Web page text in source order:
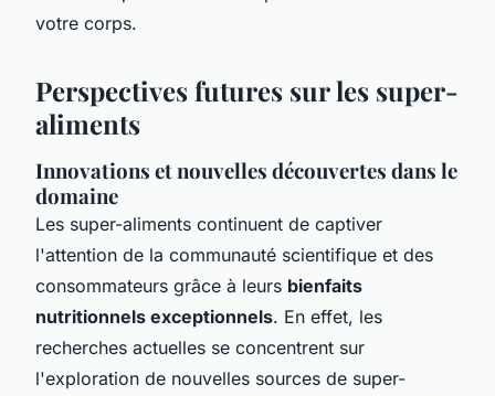
votre corps.
Perspectives futures sur les super-
aliments
Innovations et nouvelles découvertes dans le
domaine
Les super-aliments continuent de captiver
l'attention de la communauté scientifique et des
consommateurs grâce à leurs bienfaits
nutritionnels exceptionnels. En effet, les
recherches actuelles se concentrent sur
l'exploration de nouvelles sources de super-